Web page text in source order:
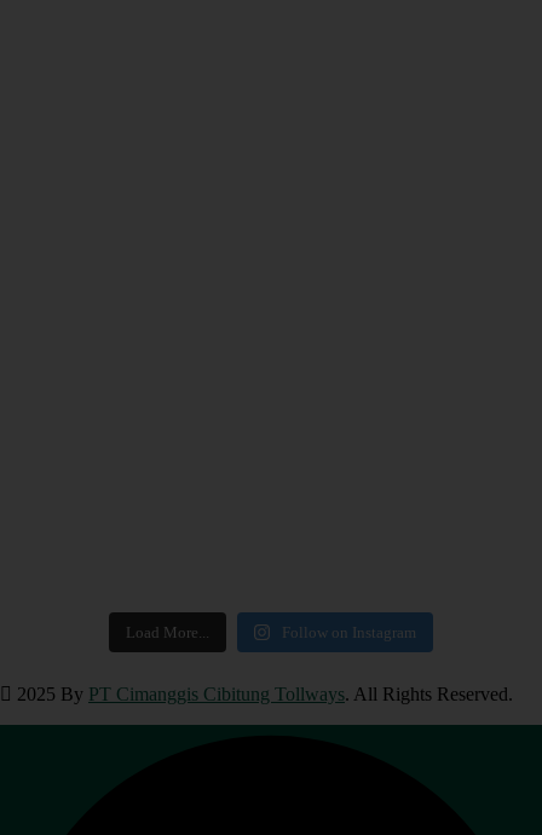
Load More... Follow on Instagram
2025 By PT Cimanggis Cibitung Tollways. All Rights Reserved.